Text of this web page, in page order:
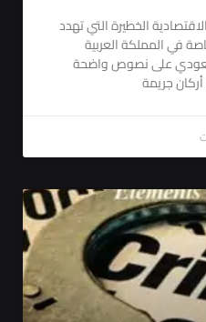
الخطيرة التي تهدد
في المملكة العربية
على نصوص واضحة
جريمة